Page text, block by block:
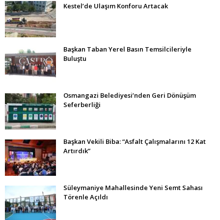
Kestel’de Ulaşım Konforu Artacak
Başkan Taban Yerel Basın Temsilcileriyle
Buluştu
Osmangazi Belediyesi’nden Geri Dönüşüm
Seferberliği
Başkan Vekili Biba: “Asfalt Çalışmalarını 12 Kat
Artırdık”
Süleymaniye Mahallesinde Yeni Semt Sahası
Törenle Açıldı